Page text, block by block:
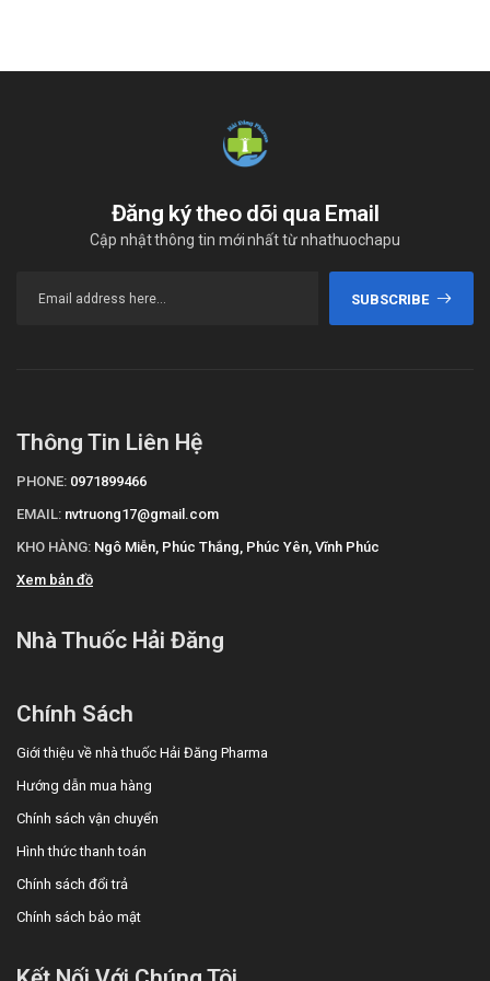
nồng độ Kali huyết tương.
Không có kinh nghiệm lâm sàng sử dụng valsartan cho
trẻ em nhẹ đến trung bình, liều valsartan không nên
Trẻ em suy tim và sau nhồi máu cơ tim:
Thận: Tăng urê máu.
Ít gặp:
Tim mạch: Hạ huyết áp, hạ huyết áp tư thế, ngất.
Tiêu hóa: Tiêu chảy, đau bụng, buồn nôn, đau bụng
trên.
Cơ, xương: Đau khớp, đau lưng.
Hô hấp: Ho khan.
Khác: Nhiễm virus.
Hiếm gặp:
phản ứng phản vệ, phù mạch, tăng nhạy cảm với ánh
sáng, rụng tóc.
Máu: Thiếu máu, thiếu máu tế bào nhỏ, giảm
hematocrit/hemoglobin, giảm tiểu cầu.
Tiêu hóa: Chán ăn, khô miệng, rối loạn vị giác, táo bón,
Đăng ký theo dõi qua Email
Cập nhật thông tin mới nhất từ nhathuochapu
SUBSCRIBE
Thông Tin Liên Hệ
PHONE: 0971899466
EMAIL: nvtruong17@gmail.com
KHO HÀNG: Ngô Miễn, Phúc Thắng, Phúc Yên, Vĩnh Phúc
Xem bản đồ
Nhà Thuốc Hải Đăng
Chính Sách
Giới thiệu về nhà thuốc Hải Đăng Pharma
Hướng dẫn mua hàng
Chính sách vận chuyển
Hình thức thanh toán
Chính sách đổi trả
Chính sách bảo mật